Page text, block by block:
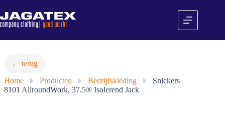
naar
de
inhoud
← terug
Home
» Producten » Bedrijfskleding »
Snickers
8101 AllroundWork, 37.5® Isolerend Jack